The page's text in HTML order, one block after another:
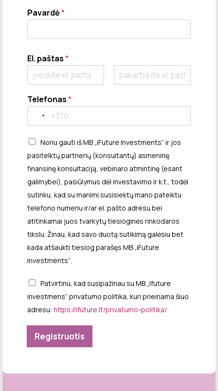
Pavardė*
El. paštas*
m
a
r
E
a
i
l
Telefonas*
Noriu gauti iš MB „iFuture Investments“ ir jos
pasitelktų partnerių (konsultantų) asmeninę
finansinę konsultaciją, vebinaro atmintinę (esant
galimybei), pasiūlymus dėl investavimo ir k.t., todėl
sutinku, kad su manimi susisiektų mano pateiktu
telefono numeriu ir/ar el. pašto adresu bei
atitinkamai juos tvarkytų tiesioginės rinkodaros
tikslu. Žinau, kad savo duotą sutikimą galėsiu bet
kada atšaukti tiesiog parašęs MB „iFuture
Investments“.
Patvirtinu, kad susipažinau su MB „Ifuture
investmens“ privatumo politika, kuri prieinama šiuo
adresu: https://ifuture.lt/privatumo-politika/
Registruotis